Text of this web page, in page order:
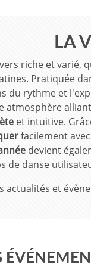
LA
riche et varié,
Pratiquée
du rythme et
atmosphère
et intuitive.
facilement
devient
de danse
actualités et